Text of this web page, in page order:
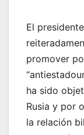
El
promover
ha sido
Rusia y por
la relación